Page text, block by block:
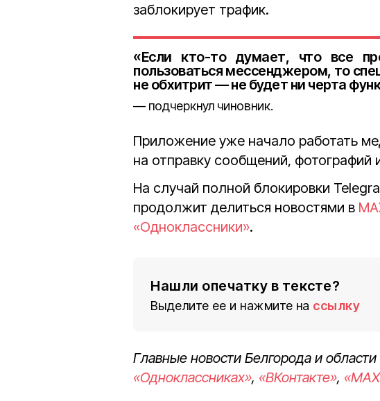
заблокирует трафик.
«Если кто-то думает, что все
пользоваться мессенджером, то
не обхитрит — не будет ни черта
подчеркнул чиновник.
Приложение уже начало работать
на отправку сообщений, фотографий
На случай полной блокировки
продолжит делиться новостями в
«Одноклассники».
Нашли опечатку в тексте?
Выделите ее и нажмите на ссылку
Главные новости Белгорода и
«Одноклассниках», «ВКонтакте»,